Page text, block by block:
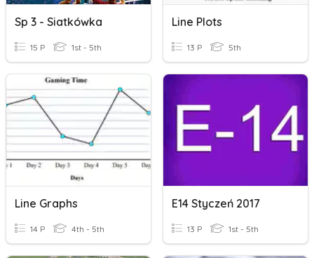
Sp 3 - Siatkówka
15 P 1st - 5th
Line Plots
13 P 5th
Line Graphs
14 P 4th - 5th
E14 Styczeń 2017
13 P 1st - 5th